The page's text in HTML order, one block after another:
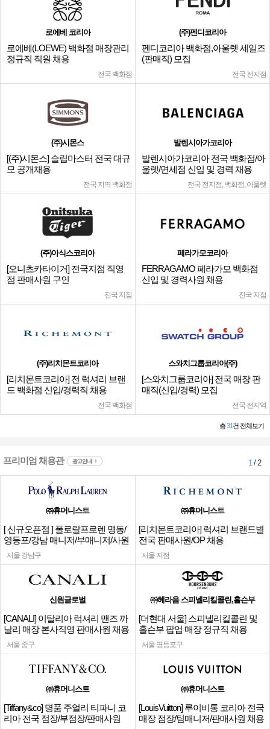
로에베 코리아
로에베(LOEWE) 백화점 매장관리
정규직 직원 채용
전국 백화점
(주)펜디코리아
펜디코리아 백화점,아울렛 세일즈
(판매직) 모집
전국 전지점
(주)시몬스
[(주)시몬스] 슬립마스터 전국 대규
모 공개채용
전국 지역 백화점
발렌시아가코리아
발렌시아가코리아 전국 백화점/아
울렛/면세점 신입 및 경력 채용
전국 전지점, 백화점, 아울렛
(주)아식스코리아
[오니츠카타이거] 전국지점 직영
점 판매사원 구인
전국 지점
페라가모코리아
FERRAGAMO 페라가모 백화점
신입 및 경력사원 채용
전국 지점
(주)리치몬트코리아
[리치몬트코리아] 전 럭셔리 브랜
드 백화점 신입/경력직 채용
전국 백화점
스와치그룹코리아(주)
[스와치그룹코리아] 전국 매장 판
매직(신입/경력) 모집
전국 전지역
총31건 전체보기
프리미엄 채용관 광고안내 1/ 2
㈜휴머니스트
[ 신규오픈점 ] 폴로랄프로렌 명동/
영등포/강남 매니저/부매니저/사원
서울 강남구
㈜휴머니스트
[리치몬트코리아] 럭셔리 브랜드별
전국 판매사원/OP 채용
서울 지점
신원글로벌
[CANALI] 이탈리아 럭셔리 맨즈 까
날리 매장 본사직영 판매사원 채용
서울 중구
㈜헤라음 스피넬리킬콜린,홀슨부
[더현대 서울] 스피넬리킬콜린 및
홀슨부 팝업 매장 정규직 채용
서울 영등포구
㈜휴머니스트
[Tiffany&co] 명품 주얼리 티파니 코
리아 전국 점장/부점장/판매사원
㈜휴머니스트
[LouisVuitton] 루이비통 코리아 전국
매장 점장/팀매니저/판매사원 채용